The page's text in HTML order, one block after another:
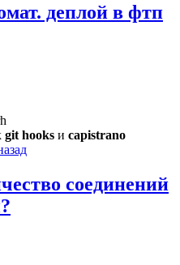
деплой в фтп
git hooks и capistrano
соединений